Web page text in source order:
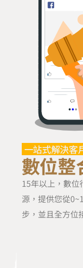
一站式解決客
數位整
15年以上，數
源，提供您從
步，並且全方位